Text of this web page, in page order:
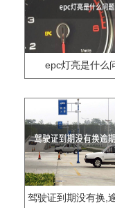
epc灯亮是什么